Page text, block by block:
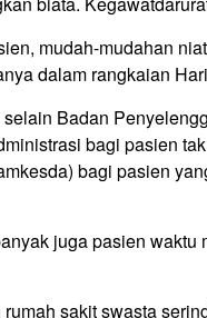
mudah-mudahan
dalam rangkaian
Badan
bagi pasien
bagi pasien
juga pasien
sakit swasta